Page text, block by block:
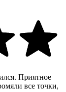
Приятное
все точки,